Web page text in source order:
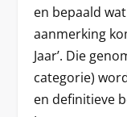
en bepaald
aanmerking
Jaar’. Die
categorie)
en definitieve